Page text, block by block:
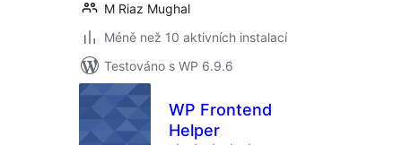
M Riaz Mughal
Méně než 10 aktivních instalací
Testováno s WP 6.9.6
WP Frontend
Helper